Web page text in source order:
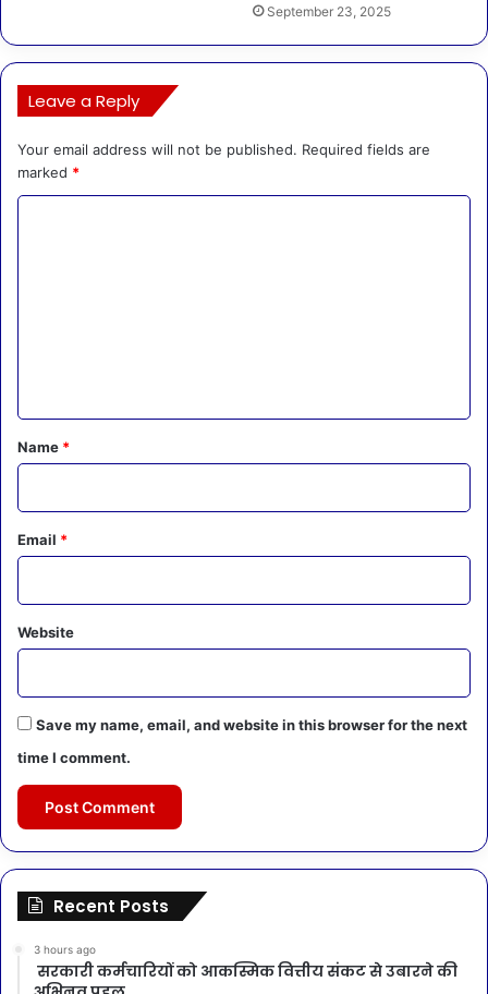
September 23, 2025
Leave a Reply
Your email address will not be published. Required fields are
marked *
*
Name *
Email *
Website
Save my name, email, and website in this browser for the next
time I comment.
Recent Posts
3 hours ago
सरकारी कर्मचारियों को आकस्मिक वित्तीय संकट से उबारने की